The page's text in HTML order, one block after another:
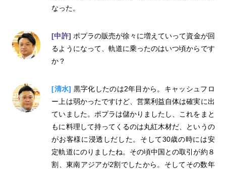
なった。
[中許] ポプラの販売が徐々に増えていって資金が回
るようになって、軌道に乗ったのはいつ頃からです
か？
[清水] 黒字化したのは2年目から。キャッシュフロ
ー上は弱かったですけど、営業利益自体は確実に出
ていました。ポプラは儲かりましたし、これをまと
もに料理して持ってくるのは丸紅木材だ、というの
がお客様に浸透しだした。そして30歳の時には安
定軌道にのりましたね。その頃中国との取引が約８
割、東南アジアが2割でしたから。そしてその数年